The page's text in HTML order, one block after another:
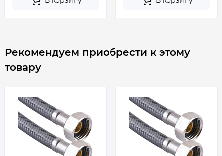
Сервисное обслуживание 1 раз в год
Рекомендуем приобрести к этому
товару